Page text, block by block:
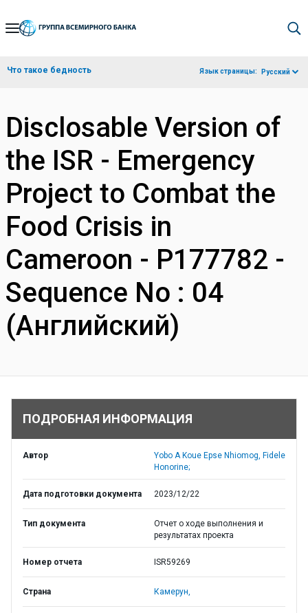
Skip
Navigation
Что такое бедность Язык страницы: Русский
Disclosable Version of
the ISR - Emergency
Project to Combat the
Food Crisis in
Cameroon - P177782 -
Sequence No : 04
(Английский)
ПОДРОБНАЯ ИНФОРМАЦИЯ
Автор
Yobo A Koue Epse Nhiomog, Fidele
Honorine;
Дата подготовки документа 2023/12/22
Тип документа
Отчет о ходе выполнения и
результатах проекта
Номер отчета ISR59269
Страна Камерун,